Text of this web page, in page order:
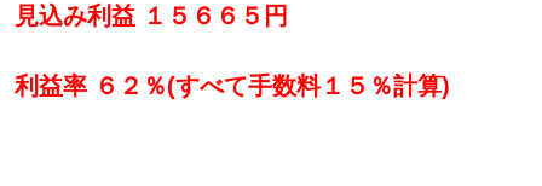
見込み利益 １５６６５円
利益率 ６２％(すべて手数料１５％計算)